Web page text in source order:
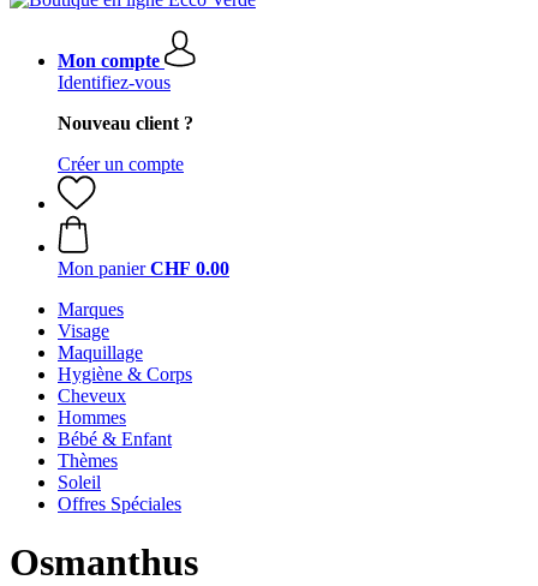
Mon compte
Identifiez-vous
Nouveau client ?
Créer un compte
Mon panier CHF 0.00
Marques
Visage
Maquillage
Hygiène & Corps
Cheveux
Hommes
Bébé & Enfant
Thèmes
Soleil
Offres Spéciales
Osmanthus